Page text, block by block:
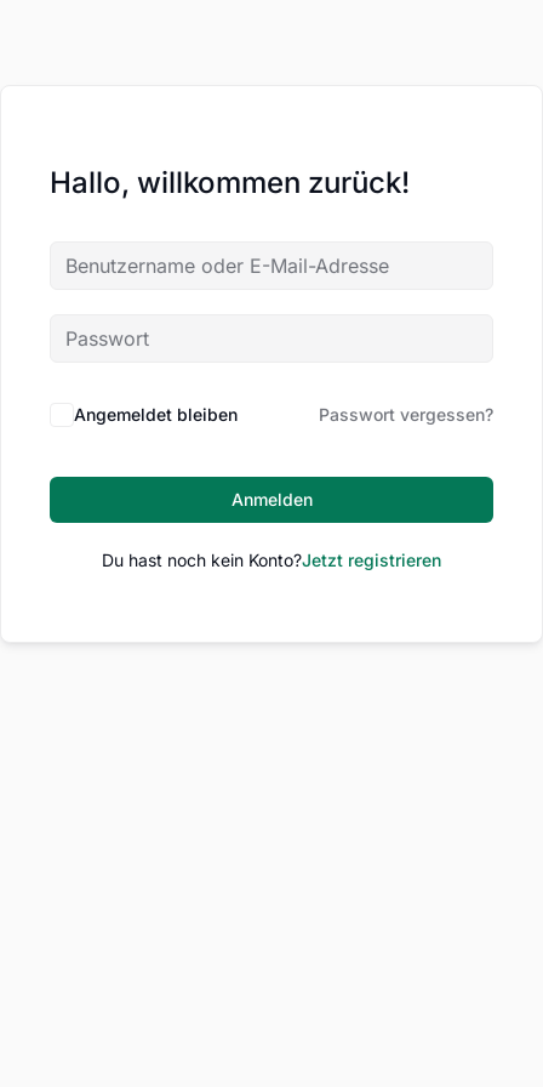
Hallo, willkommen zurück!
Angemeldet bleiben Passwort vergessen?
Anmelden
Du hast noch kein Konto?Jetzt registrieren